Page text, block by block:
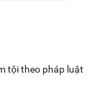
tội theo pháp luật